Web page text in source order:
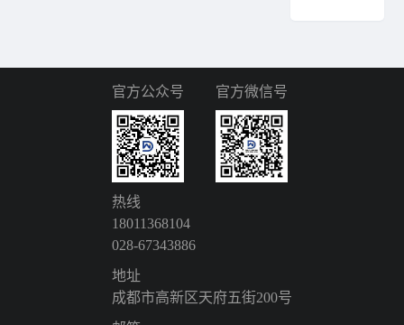
官方公众号 官方微信号
热线
18011368104
028-67343886
地址
成都市高新区天府五街200号